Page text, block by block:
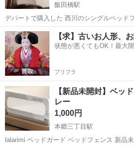
飯田橋駅
デパートで購入した 西川のシングルベッド
マットレスはしっかりしています 購入して
が、状態はきれいです ベッドの下に収納可
体が必要と思われます 解体こ...
東京 文京区 飯田橋駅 ベッド
【求】古いお人形、
状態が悪くてもOK！最大
プリフラ
【新品未開封】ベッ
レー
1,000円
本郷三丁目駅
lalarimi ベッドガード ベッドフェンス 新品